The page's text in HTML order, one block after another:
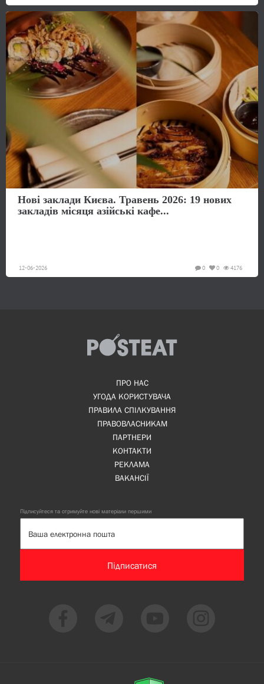
Нові заклади Києва. Травень 2026: 19 нових
закладів місяця азійські кафе...
12-06-2026 4176
0
0
ПРО НАС
УГОДА КОРИСТУВАЧА
ПРАВИЛА СПІЛКУВАННЯ
ПРАВОВЛАСНИКАМ
ПАРТНЕРИ
КОНТАКТИ
РЕКЛАМА
ВАКАНСІЇ
Підписуйтеся та отримуйте нові матеріали першими
Підписатися